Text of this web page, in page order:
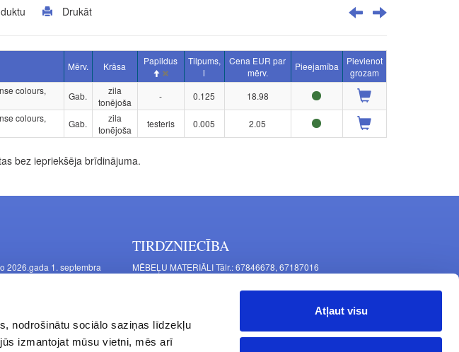
nodrošinātu sociālo saziņas līdzekļu
izmantojat mūsu vietni, mēs arī
Atļaut visu
Drukāt
Mērv. Krāsa Papildus
Tilpums,
l
Cena EUR par
mērv.
Pieejamība
Pievienot
grozam
colours,
Gab.
zila
tonējoša
- 0.125
18.98
colours,
Gab.
zila
tonējoša
testeris 0.005 2.05
bez iepriekšēja brīdinājuma.
2026.gada 1. septembra
TIRDZNIECĪBA
MĒBEĻU MATERIĀLI Tālr.: 67846678, 67187016
Mašīnu iela 11, Rīga, LV-1063, Latvija
FURNITŪRA MĒBELĒM Tālr.: 67846682, 67844884
Latgales iela 452, Rīga, LV-1063, Latvija